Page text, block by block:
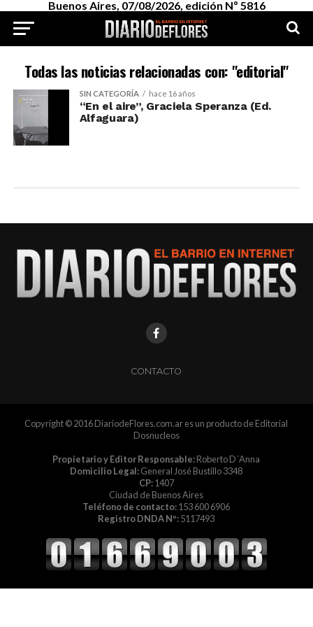
Buenos Aires, 07/08/2026, edición Nº 5816
Todas las noticias relacionadas con: "editorial"
SIN CATEGORÍA hace 16 años
“En el aire”, Graciela Speranza (Ed.
Alfaguara)
CONTACTO
Copyright © 2016 DiariodeFlores.com.ar es un producto de Editorial
Dosnucleos
Propietario y Editor Responsable:Roberto D´Anna
Domicilio Legal:General José Bustillo 3348
CP:1407
Ciudad de Buenos Aires
Teléfono de contacto:153 600 6906
Registro DNDA Nº:5117493